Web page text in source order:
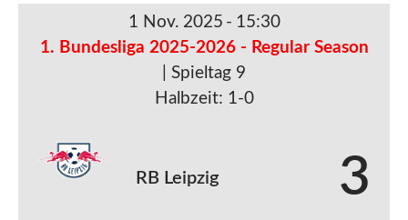
1 Nov. 2025 - 15:30
1. Bundesliga 2025-2026 - Regular Season
| Spieltag 9
Halbzeit: 1-0
RB Leipzig 3